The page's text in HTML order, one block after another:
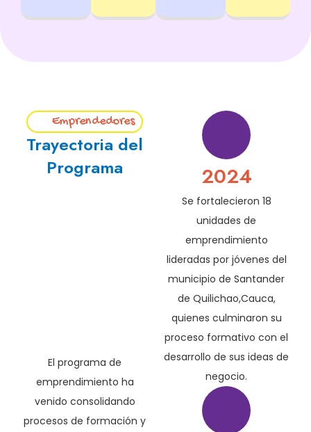
Emprendedores
Trayectoria del
Programa
El programa de
emprendimiento ha
venido consolidando
procesos de formación y
2024
Se fortalecieron 18
unidades de
emprendimiento
lideradas por jóvenes del
municipio de Santander
de Quilichao,Cauca,
quienes culminaron su
proceso formativo con el
desarrollo de sus ideas de
negocio.